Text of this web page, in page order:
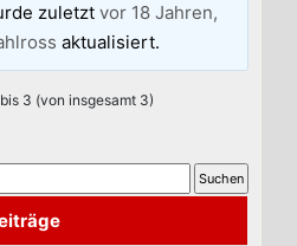
zuletztvor 18 Jahren,
aktualisiert.
3 (von insgesamt 3)